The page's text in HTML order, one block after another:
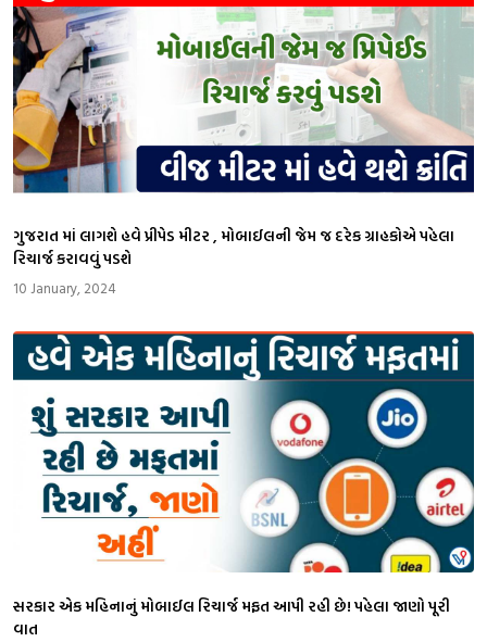
ગુજરાત માં લાગશે હવે પ્રીપેડ મીટર , મોબાઈલની જેમ જ દરેક ગ્રાહકોએ પહેલા
રિચાર્જ કરાવવું પડશે
10 January, 2024
સરકાર એક મહિનાનું મોબાઈલ રિચાર્જ મફત આપી રહી છે! પહેલા જાણો પૂરી
વાત